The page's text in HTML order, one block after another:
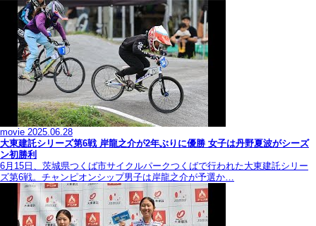
movie 2025.06.28
大東建託シリーズ第6戦 岸龍之介が2年ぶりに優勝 女子は丹野夏波がシーズ
ン初勝利
6月15日、茨城県つくば市サイクルパークつくばで行われた大東建託シリー
ズ第6戦。チャンピオンシップ男子は岸龍之介が予選か…